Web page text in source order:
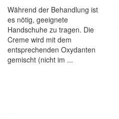
Während der Behandlung ist
es nötig, geeignete
Handschuhe zu tragen. Die
Creme wird mit dem
entsprechenden Oxydanten
gemischt (nicht im ...